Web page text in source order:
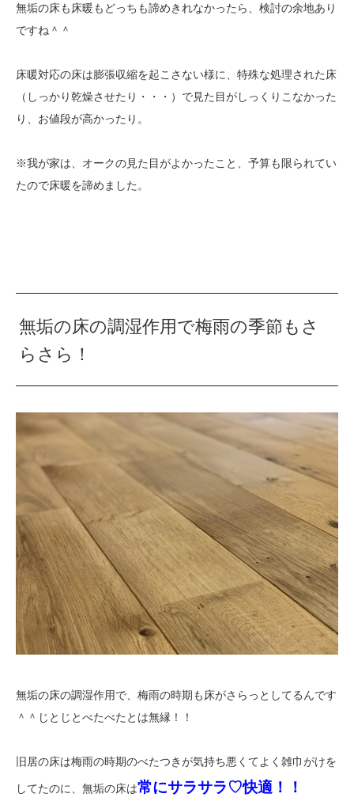
無垢の床も床暖もどっちも諦めきれなかったら、検討の余地あり
ですね＾＾
床暖対応の床は膨張収縮を起こさない様に、特殊な処理された床
（しっかり乾燥させたり・・・）で見た目がしっくりこなかった
り、お値段が高かったり。
※我が家は、オークの見た目がよかったこと、予算も限られてい
たので床暖を諦めました。
無垢の床の調湿作用で梅雨の季節もさ
らさら！
無垢の床の調湿作用で、梅雨の時期も床がさらっとしてるんです
＾＾じとじとべたべたとは無縁！！
旧居の床は梅雨の時期のべたつきが気持ち悪くてよく雑巾がけを
してたのに、無垢の床は常にサラサラ♡快適！！